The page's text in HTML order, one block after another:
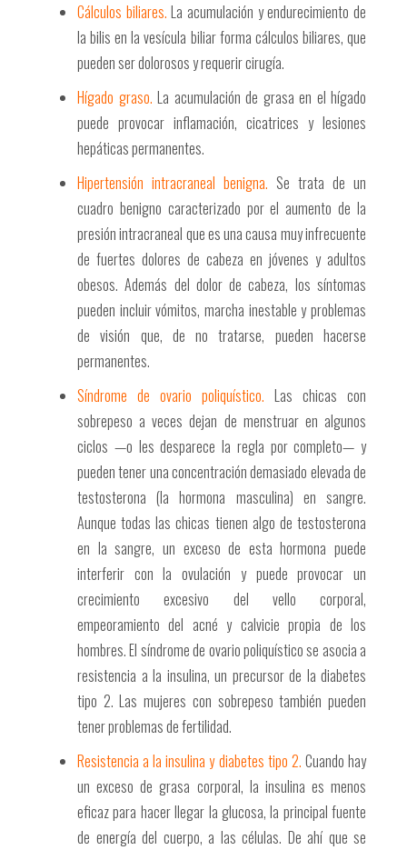
Cálculos biliares. La acumulación y endurecimiento de
la bilis en la vesícula biliar forma cálculos biliares, que
pueden ser dolorosos y requerir cirugía.
Hígado graso. La acumulación de grasa en el hígado
puede provocar inflamación, cicatrices y lesiones
hepáticas permanentes.
Hipertensión intracraneal benigna. Se trata de un
cuadro benigno caracterizado por el aumento de la
presión intracraneal que es una causa muy infrecuente
de fuertes dolores de cabeza en jóvenes y adultos
obesos. Además del dolor de cabeza, los síntomas
pueden incluir vómitos, marcha inestable y problemas
de visión que, de no tratarse, pueden hacerse
permanentes.
Síndrome de ovario poliquístico. Las chicas con
sobrepeso a veces dejan de menstruar en algunos
ciclos —o les desparece la regla por completo— y
pueden tener una concentración demasiado elevada de
testosterona (la hormona masculina) en sangre.
Aunque todas las chicas tienen algo de testosterona
en la sangre, un exceso de esta hormona puede
interferir con la ovulación y puede provocar un
crecimiento excesivo del vello corporal,
empeoramiento del acné y calvicie propia de los
hombres. El síndrome de ovario poliquístico se asocia a
resistencia a la insulina, un precursor de la diabetes
tipo 2. Las mujeres con sobrepeso también pueden
tener problemas de fertilidad.
Resistencia a la insulina y diabetes tipo 2. Cuando hay
un exceso de grasa corporal, la insulina es menos
eficaz para hacer llegar la glucosa, la principal fuente
de energía del cuerpo, a las células. De ahí que se